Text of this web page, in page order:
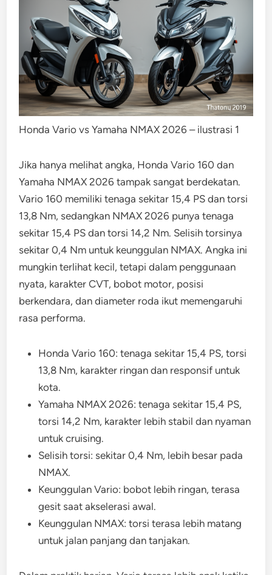
Honda Vario vs Yamaha NMAX 2026 – ilustrasi 1
Jika hanya melihat angka, Honda Vario 160 dan
Yamaha NMAX 2026 tampak sangat berdekatan.
Vario 160 memiliki tenaga sekitar 15,4 PS dan torsi
13,8 Nm, sedangkan NMAX 2026 punya tenaga
sekitar 15,4 PS dan torsi 14,2 Nm. Selisih torsinya
sekitar 0,4 Nm untuk keunggulan NMAX. Angka ini
mungkin terlihat kecil, tetapi dalam penggunaan
nyata, karakter CVT, bobot motor, posisi
berkendara, dan diameter roda ikut memengaruhi
rasa performa.
Honda Vario 160: tenaga sekitar 15,4 PS, torsi
13,8 Nm, karakter ringan dan responsif untuk
kota.
Yamaha NMAX 2026: tenaga sekitar 15,4 PS,
torsi 14,2 Nm, karakter lebih stabil dan nyaman
untuk cruising.
Selisih torsi: sekitar 0,4 Nm, lebih besar pada
NMAX.
Keunggulan Vario: bobot lebih ringan, terasa
gesit saat akselerasi awal.
Keunggulan NMAX: torsi terasa lebih matang
untuk jalan panjang dan tanjakan.